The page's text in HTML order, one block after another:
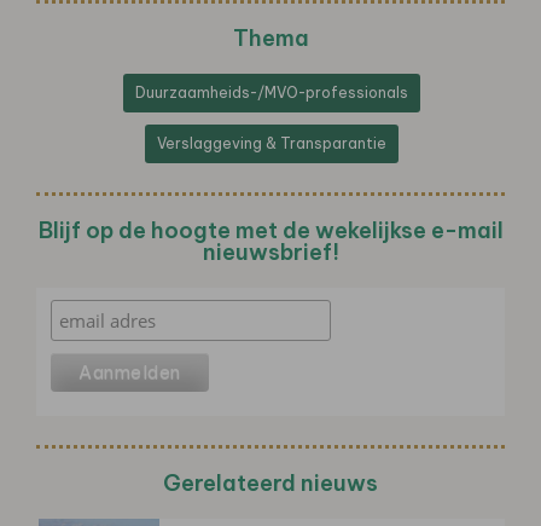
Thema
Duurzaamheids-/MVO-professionals
Verslaggeving & Transparantie
Blijf op de hoogte met de wekelijkse e-mail
nieuwsbrief!
Gerelateerd nieuws